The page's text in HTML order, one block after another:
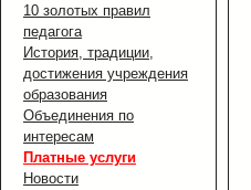
10 золотых правил
педагога
История, традиции,
достижения учреждения
образования
Объединения по
интересам
Платные услуги
Новости